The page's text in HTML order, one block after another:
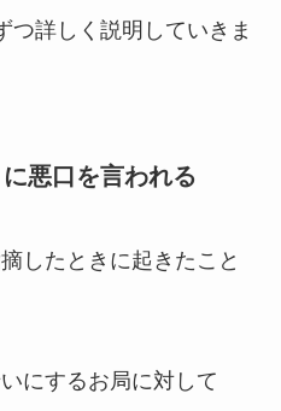
つ詳しく説明していきま
悪口を言われる
したときに起きたこと
にするお局に対して